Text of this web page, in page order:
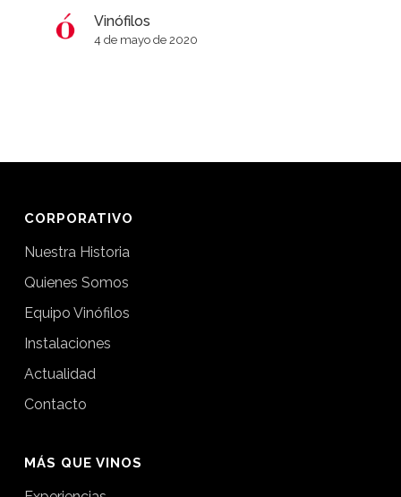
Vinófilos
4 de mayo de 2020
CORPORATIVO
Nuestra Historia
Quienes Somos
Equipo Vinófilos
Instalaciones
Actualidad
Contacto
MÁS QUE VINOS